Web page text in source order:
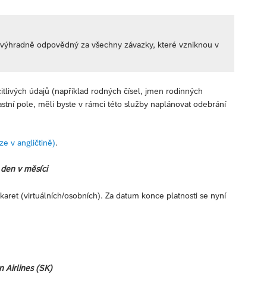
odpovědný za všechny závazky, které vzniknou v
údajů (například rodných čísel, jmen rodinných
pole, měli byste v rámci této služby naplánovat odebrání
v angličtině).
v měsíci
(virtuálních/osobních). Za datum konce platnosti se nyní
Airlines (SK)